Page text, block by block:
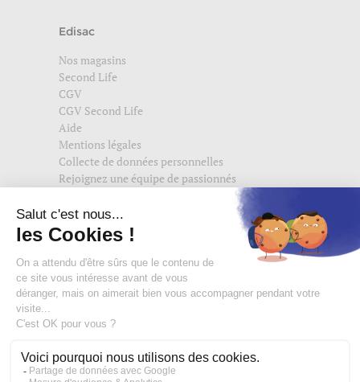
Edisac
Nos magasins
Second Life
CGV
CGV Second Life
Aide
Mentions légales
Collecte de données personnelles
Rejoignez une équipe de passionnés
edisac.com
edisac.nl.
Rejoignez la communauté edisac :
Des modeuses comblées